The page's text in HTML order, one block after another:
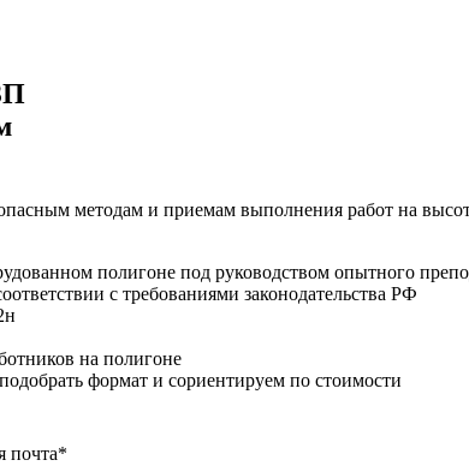
методам и приемам выполнения работ на
полигоне под руководством опытного
с требованиями законодательства РФ
на полигоне
формат и сориентируем по стоимости
почта*